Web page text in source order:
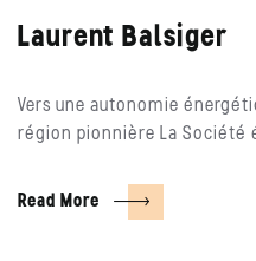
Laurent Balsiger
Vers une autonomie
région pionnière La Société
Read More